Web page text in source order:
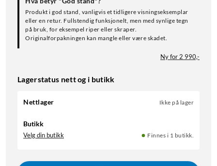
Produkt i god stand, vanligvis et tidligere visningseksemplar
eller en retur. Fullstendig funksjonelt, men med synlige tegn
på bruk, for eksempel riper eller skraper.
Originalforpakningen kan mangle eller være skadet.
Ny for 2 990,-
Lagerstatus nett og i butikk
Nettlager Ikke på lager
Butikk
Velg din butikk Finnes i 1 butikk.